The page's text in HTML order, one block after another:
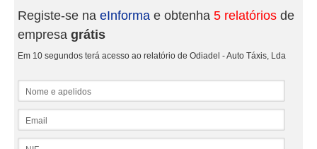
Registe-se na eInforma e obtenha 5 relatórios de
empresa grátis
Em 10 segundos terá acesso ao relatório de Odiadel - Auto Táxis, Lda